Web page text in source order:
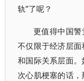
轨”了呢？
更值得中国警
不仅限于经济层
和国际关系层面
次心肌梗塞的话